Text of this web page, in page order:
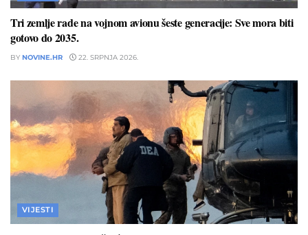
Tri zemlje rade na vojnom avionu šeste generacije: Sve mora biti
gotovo do 2035.
BY NOVINE.HR 22. SRPNJA 2026.
VIJESTI